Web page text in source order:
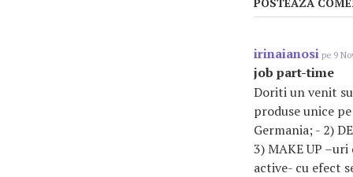
irinaianosi pe 9
job part-time
Doriti un venit
produse unice
Germania; - 2)
3) MAKE UP
active- cu efect